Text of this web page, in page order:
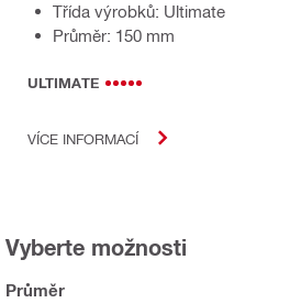
Třída výrobků: Ultimate
Průměr: 150 mm
ULTIMATE
VÍCE INFORMACÍ
Vyberte možnosti
Průměr